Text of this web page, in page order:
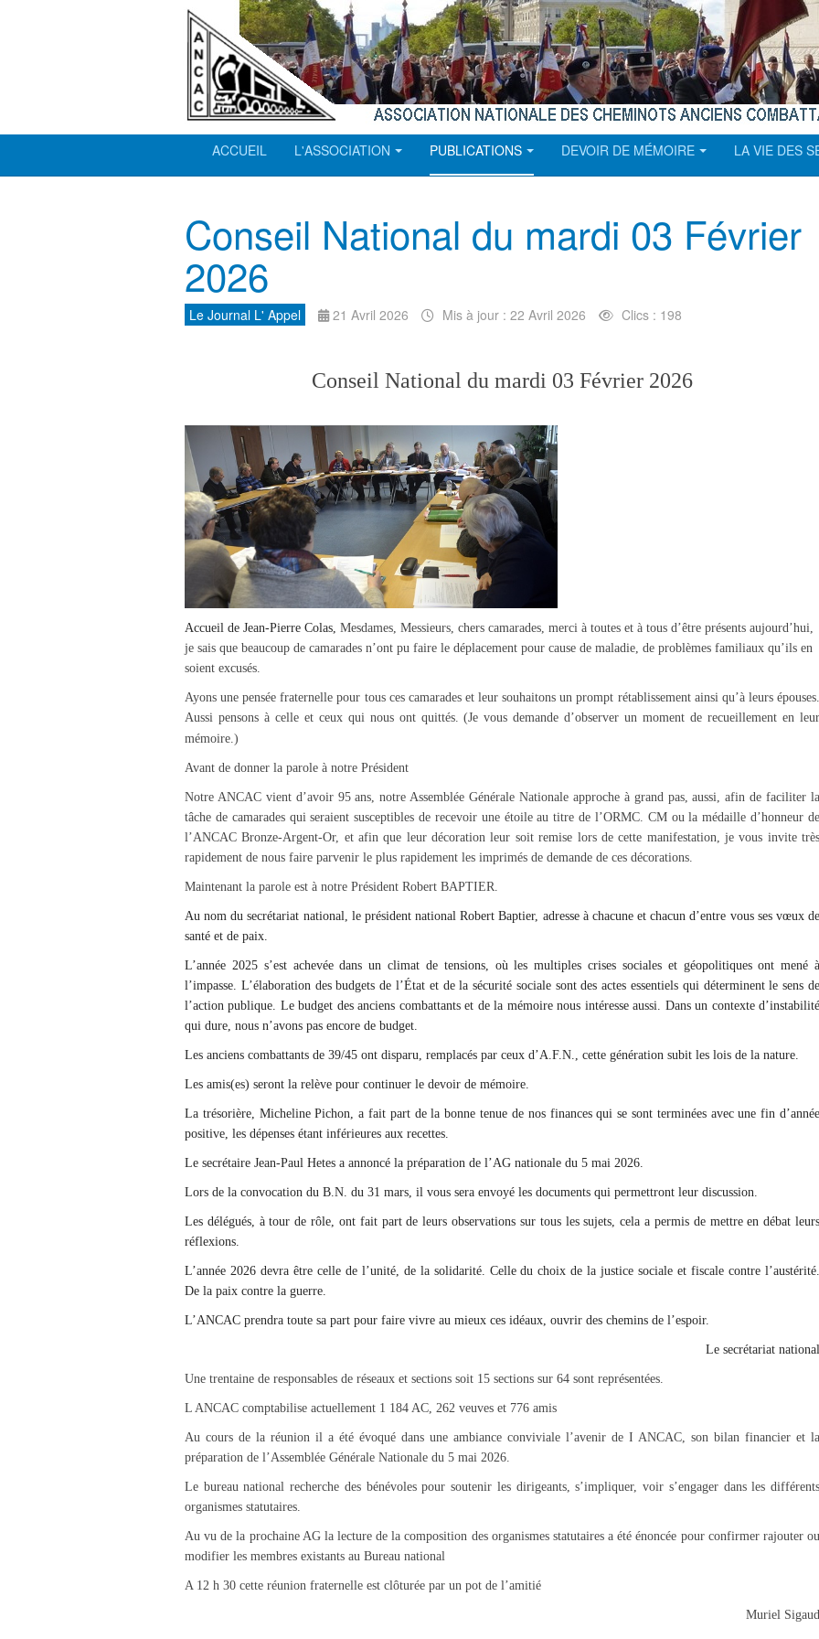
ACCUEIL L'ASSOCIATION PUBLICATIONS DEVOIR DE MÉMOIRE LA VIE DES
Conseil National du mardi 03 Février
2026
Le Journal L' Appel 21 Avril 2026 Mis à jour : 22 Avril 2026 Clics : 198
Conseil National du mardi 03 Février 2026
Accueil de Jean-Pierre Colas, Mesdames, Messieurs, chers camarades, merci à toutes et à tous d’être présents aujourd’hui,
je sais que beaucoup de camarades n’ont pu faire le déplacement pour cause de maladie, de problèmes familiaux qu’ils en
soient excusés.
Ayons une pensée fraternelle pour tous ces camarades et leur souhaitons un prompt rétablissement ainsi qu’à leurs épouses.
Aussi pensons à celle et ceux qui nous ont quittés. (Je vous demande d’observer un moment de recueillement en leur
mémoire.)
Avant de donner la parole à notre Président
Notre ANCAC vient d’avoir 95 ans, notre Assemblée Générale Nationale approche à grand pas, aussi, afin de faciliter la
tâche de camarades qui seraient susceptibles de recevoir une étoile au titre de l’ORMC. CM ou la médaille d’honneur de
l’ANCAC Bronze-Argent-Or, et afin que leur décoration leur soit remise lors de cette manifestation, je vous invite très
rapidement de nous faire parvenir le plus rapidement les imprimés de demande de ces décorations.
Maintenant la parole est à notre Président Robert BAPTIER.
Au nom du secrétariat national, le président national Robert Baptier, adresse à chacune et chacun d’entre vous ses vœux de
santé et de paix.
L’année 2025 s’est achevée dans un climat de tensions, où les multiples crises sociales et géopolitiques ont mené à
l’impasse. L’élaboration des budgets de l’État et de la sécurité sociale sont des actes essentiels qui déterminent le sens de
l’action publique. Le budget des anciens combattants et de la mémoire nous intéresse aussi. Dans un contexte d’instabilité
qui dure, nous n’avons pas encore de budget.
Les anciens combattants de 39/45 ont disparu, remplacés par ceux d’A.F.N., cette génération subit les lois de la nature.
Les amis(es) seront la relève pour continuer le devoir de mémoire.
La trésorière, Micheline Pichon, a fait part de la bonne tenue de nos finances qui se sont terminées avec une fin d’année
positive, les dépenses étant inférieures aux recettes.
Le secrétaire Jean-Paul Hetes a annoncé la préparation de l’AG nationale du 5 mai 2026.
Lors de la convocation du B.N. du 31 mars, il vous sera envoyé les documents qui permettront leur discussion.
Les délégués, à tour de rôle, ont fait part de leurs observations sur tous les sujets, cela a permis de mettre en débat leurs
réflexions.
L’année 2026 devra être celle de l’unité, de la solidarité. Celle du choix de la justice sociale et fiscale contre l’austérité.
De la paix contre la guerre.
L’ANCAC prendra toute sa part pour faire vivre au mieux ces idéaux, ouvrir des chemins de l’espoir.
Le secrétariat national
Une trentaine de responsables de réseaux et sections soit 15 sections sur 64 sont représentées.
L ANCAC comptabilise actuellement 1 184 AC, 262 veuves et 776 amis
Au cours de la réunion il a été évoqué dans une ambiance conviviale l’avenir de I ANCAC, son bilan financier et la
préparation de l’Assemblée Générale Nationale du 5 mai 2026.
Le bureau national recherche des bénévoles pour soutenir les dirigeants, s’impliquer, voir s’engager dans les différents
organismes statutaires.
Au vu de la prochaine AG la lecture de la composition des organismes statutaires a été énoncée pour confirmer rajouter ou
modifier les membres existants au Bureau national
A 12 h 30 cette réunion fraternelle est clôturée par un pot de l’amitié
Muriel Sigaud